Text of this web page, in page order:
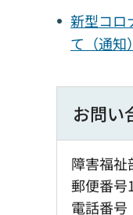
新型コロ
て（通知
お問い
障害福祉
郵便番号
電話番号